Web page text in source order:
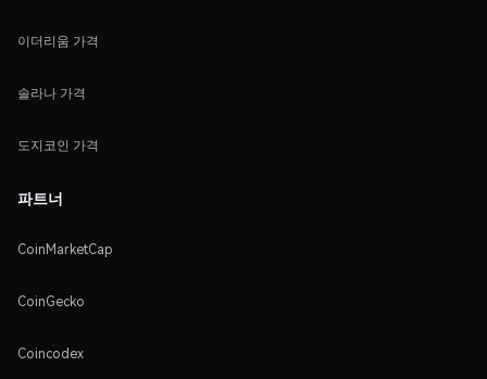
이더리움 가격
솔라나 가격
도지코인 가격
파트너
CoinMarketCap
CoinGecko
Coincodex